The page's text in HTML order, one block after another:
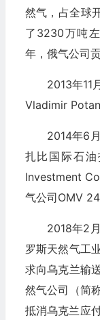
然气，占全球
了3230万吨
年，俄气公司
2013年11
Vladimir
2014年6
扎比国际石
Investment
气公司OMV
2018年2
罗斯天然气工
求向乌克兰输
然气公司（简
抵消乌克兰应